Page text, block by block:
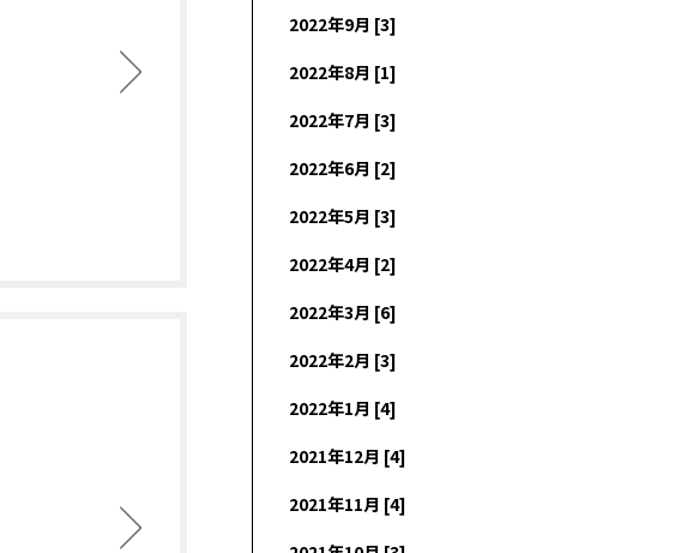
2022年9月 [3]
2022年8月 [1]
2022年7月 [3]
2022年6月 [2]
2022年5月 [3]
2022年4月 [2]
2022年3月 [6]
2022年2月 [3]
2022年1月 [4]
2021年12月 [4]
2021年11月 [4]